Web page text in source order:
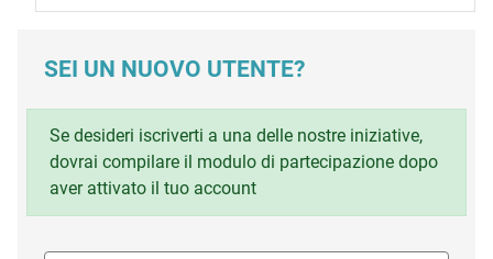
SEI UN NUOVO UTENTE?
Se desideri iscriverti a una delle nostre iniziative,
dovrai compilare il modulo di partecipazione dopo
aver attivato il tuo account